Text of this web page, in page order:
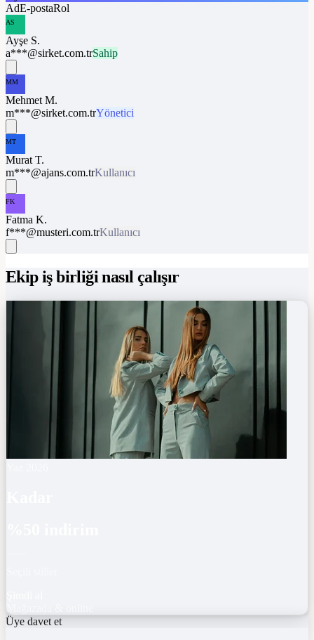
AdE-postaRol
AS
Ayşe S.
a***@sirket.com.trSahip
MM
Mehmet M.
m***@sirket.com.trYönetici
MT
Murat T.
m***@ajans.com.trKullanıcı
FK
Fatma K.
f***@musteri.com.trKullanıcı
Ekip iş birliği nasıl çalışır
Üye davet et